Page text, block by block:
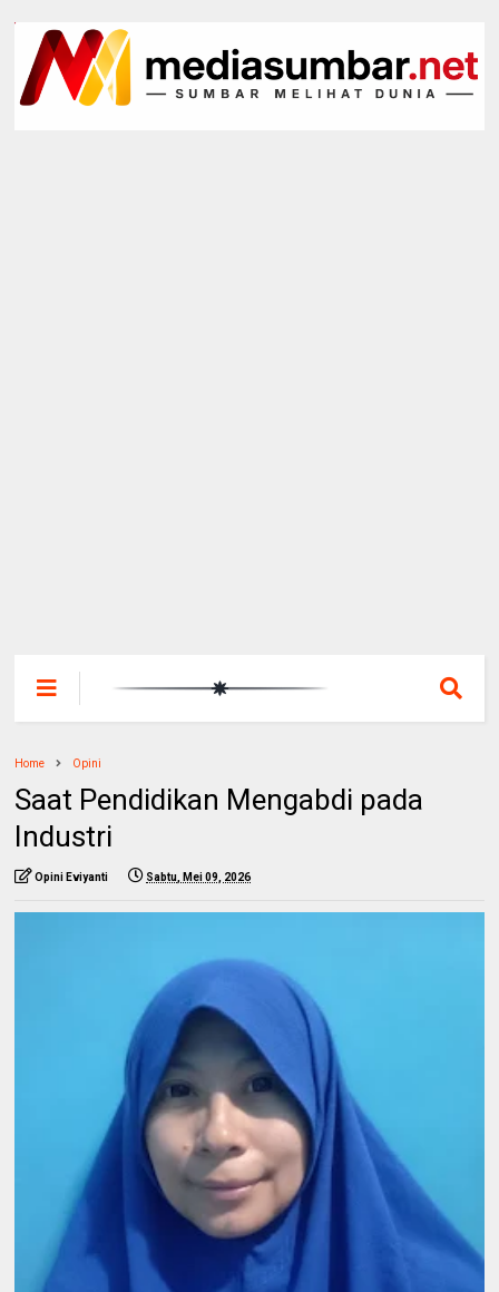
Home Opini
Saat Pendidikan Mengabdi pada
Industri
Opini Eviyanti Sabtu, Mei 09, 2026